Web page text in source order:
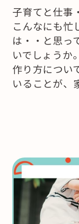
子育てと仕事
こんなにも忙
は・・と思っ
いでしょうか
作り方につい
いることが、